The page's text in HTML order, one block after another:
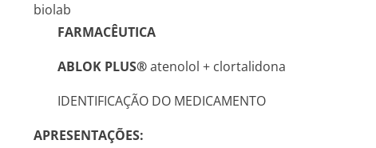
biolab
FARMACÊUTICA
ABLOK PLUS®atenolol + clortalidona
IDENTIFICAÇÃO DO MEDICAMENTO
APRESENTAÇÕES: